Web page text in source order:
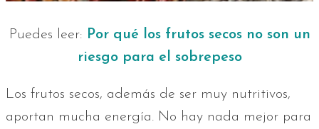
Puedes leer: Por qué los frutos secos no son un
riesgo para el sobrepeso
Los frutos secos, además de ser muy nutritivos,
aportan mucha energía. No hay nada mejor para